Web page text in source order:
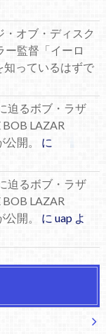
オブ・ディスク
ー監督「イーロ
知っているはずで
迫るボブ・ラザ
LAZAR
開。
に
迫るボブ・ラザ
LAZAR
開。
に uapよ